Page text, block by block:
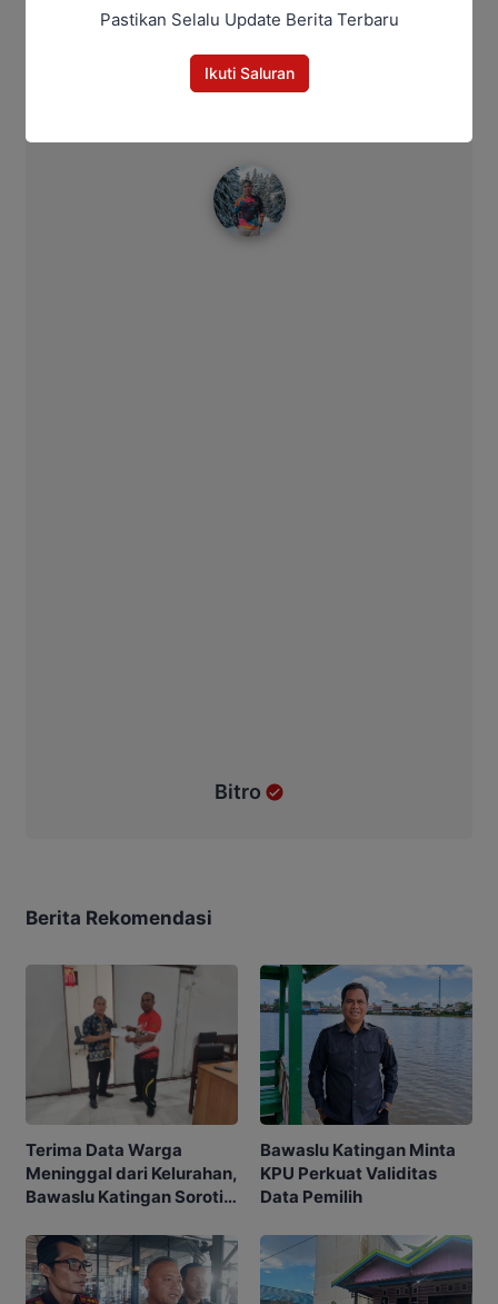
Bitro
Berita Rekomendasi
Terima Data Warga
Meninggal dari Kelurahan,
Bawaslu Katingan Soroti
Bawaslu Katingan Minta
KPU Perkuat Validitas
Data Pemilih
Pastikan Selalu Update Berita Terbaru
Ikuti Saluran